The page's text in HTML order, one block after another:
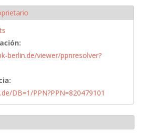
berlin.de/viewer/ppnresolver?
DB=1/PPN?PPN=820479101